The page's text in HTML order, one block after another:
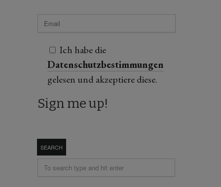
Ich habe die
Datenschutzbestimmungen
gelesen und akzeptiere diese.
SEARCH